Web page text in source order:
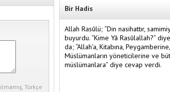
Türkçe
Bir Hadis
Allah Rasûlü; “Din nasihattır,
buyurdu. “Kime Yâ Rasûlallah?”
da; “Allah’a, Kitabına, Peygamberine,
Müslümanların yöneticilerine ve
müslümanlara” diye cevap verdi.